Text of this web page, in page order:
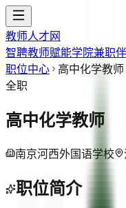
教师人才网
智聘教师赋能学院兼职
职位中心
高中化学教师
全职
高中化学教师
南京河西外国语学校
职位简介